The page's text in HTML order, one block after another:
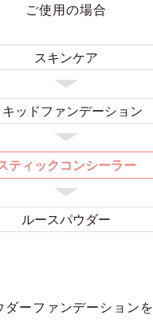
ご使用の場合
スキンケア
キッドファンデーション
ティックコンシーラー
ルースパウダー
ダーファンデーションを